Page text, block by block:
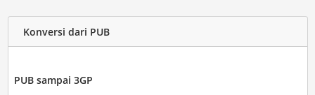
Konversi dari PUB
PUB sampai 3GP